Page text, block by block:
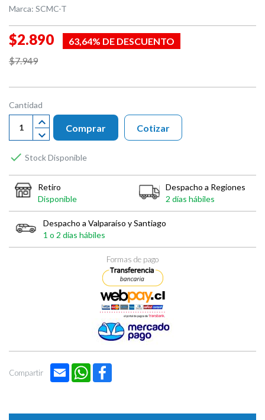
Marca: SCMC-T
$2.890
63,64% DE DESCUENTO
$7.949
Cantidad
Comprar
 Stock Disponible
Cotizar
Retiro
Disponible
Despacho a Regiones
2 días hábiles
Despacho a Valparaíso y Santiago
1 o 2 días hábiles
Formas de pago
Compartir Email WhatsApp